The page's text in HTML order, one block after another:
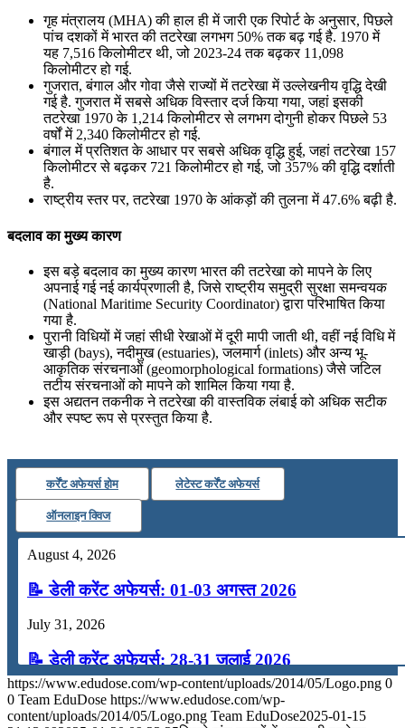
📝 डेली करेंट अफेयर्स: 19-21 जुलाई 2026
July 19, 2026
📝 डेली करेंट अफेयर्स: 16-18 जुलाई 2026
July 16, 2026
📝 डेली करेंट अफेयर्स: 13-15 जुलाई 2026
गृह मंत्रालय (MHA) की हाल ही में जारी एक रिपोर्ट के अनुसार, पिछले
पांच दशकों में भारत की तटरेखा लगभग 50% तक बढ़ गई है. 1970 में
यह 7,516 किलोमीटर थी, जो 2023-24 तक बढ़कर 11,098
किलोमीटर हो गई.
गुजरात, बंगाल और गोवा जैसे राज्यों में तटरेखा में उल्लेखनीय वृद्धि देखी
गई है. गुजरात में सबसे अधिक विस्तार दर्ज किया गया, जहां इसकी
तटरेखा 1970 के 1,214 किलोमीटर से लगभग दोगुनी होकर पिछले 53
वर्षों में 2,340 किलोमीटर हो गई.
बंगाल में प्रतिशत के आधार पर सबसे अधिक वृद्धि हुई, जहां तटरेखा 157
किलोमीटर से बढ़कर 721 किलोमीटर हो गई, जो 357% की वृद्धि दर्शाती
है.
राष्ट्रीय स्तर पर, तटरेखा 1970 के आंकड़ों की तुलना में 47.6% बढ़ी है.
बदलाव का मुख्य कारण
इस बड़े बदलाव का मुख्य कारण भारत की तटरेखा को मापने के लिए
अपनाई गई नई कार्यप्रणाली है, जिसे राष्ट्रीय समुद्री सुरक्षा समन्वयक
(National Maritime Security Coordinator) द्वारा परिभाषित किया
गया है.
पुरानी विधियों में जहां सीधी रेखाओं में दूरी मापी जाती थी, वहीं नई विधि में
खाड़ी (bays), नदीमुख (estuaries), जलमार्ग (inlets) और अन्य भू-
आकृतिक संरचनाओं (geomorphological formations) जैसे जटिल
तटीय संरचनाओं को मापने को शामिल किया गया है.
इस अद्यतन तकनीक ने तटरेखा की वास्तविक लंबाई को अधिक सटीक
और स्पष्ट रूप से प्रस्तुत किया है.
कर्रेंट अफेयर्स होम लेटेस्ट कर्रेंट अफेयर्स
ऑनलाइन क्विज
August 4, 2026
📝 डेली करेंट अफेयर्स: 01-03 अगस्त 2026
July 31, 2026
📝 डेली करेंट अफेयर्स: 28-31 जुलाई 2026
July 28, 2026
https://www.edudose.com/wp-content/uploads/2014/05/Logo.png 0
0 Team EduDose https://www.edudose.com/wp-
content/uploads/2014/05/Logo.png Team EduDose2025-01-15